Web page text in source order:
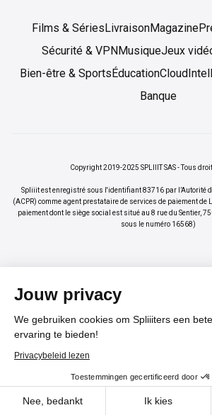
Jouw privacy
We gebruiken cookies om Spliiiters een
ervaring te bieden!
Privacybeleid lezen
Toestemmingen gecertificeerd door
Nee, bedankt Ik kies
Cookies
Films & Séries LivraisonMagazine
Sécurité & VPN MusiqueJeux
Bien-être & Sports ÉducationCloud
Banque
Copyright 2019-2025 SPLIIIT SAS - Tous
Spliiit est enregistré sous l'identifiant 83716 par l’Autorité
(ACPR) comme agent prestataire de services de paiement
paiement dont le siège social est situé au 8 rue du Sentier,
sous le numéro 16568)
Cadeau pour nos lecteurs
Un code promo
Vos abonnements jusqu'à -70%